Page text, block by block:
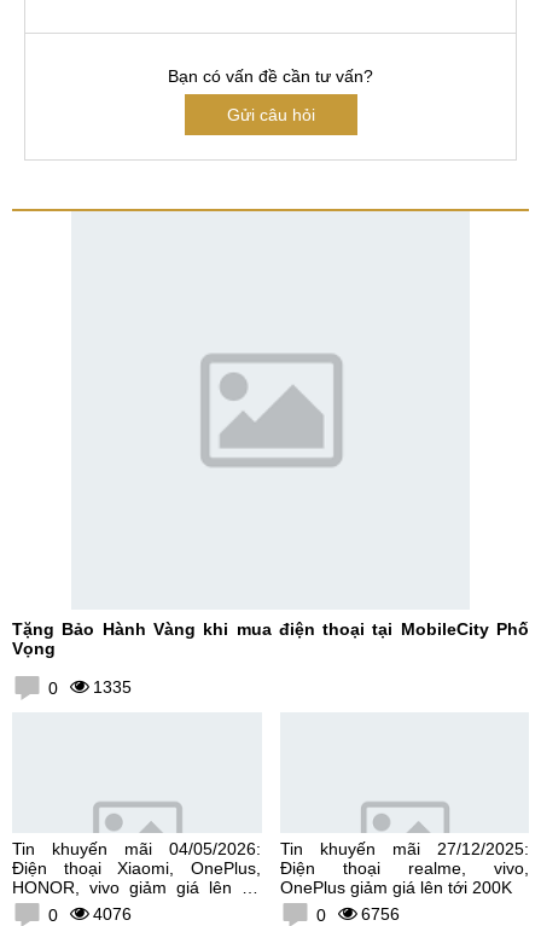
Bạn có vấn đề cần tư vấn?
Gửi câu hỏi
Tặng Bảo Hành Vàng khi mua điện thoại tại MobileCity Phố
Vọng
0 1335
Tin khuyến mãi 04/05/2026:
Điện thoại Xiaomi, OnePlus,
HONOR, vivo giảm giá lên tới
300K0 4076
Tin khuyến mãi 27/12/2025:
Điện thoại realme, vivo,
OnePlus giảm giá lên tới 200K
0
6756